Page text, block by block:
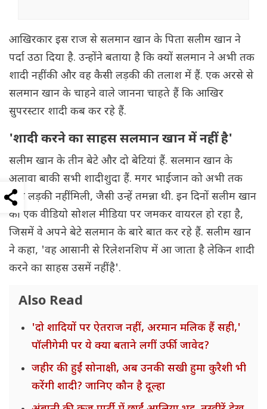
आखिरकार इस राज से सलमान खान के पिता सलीम खान ने
पर्दा उठा दिया है. उन्होंने बताया है कि क्यों सलमान ने अभी तक
शादी नहीं की और वह कैसी लड़की की तलाश में हैं. एक अरसे से
सलमान खान के चाहने वाले जानना चाहते हैं कि आखिर
सुपरस्टार शादी कब कर रहे हैं.
'शादी करने का साहस सलमान खान में नहीं है'
सलीम खान के तीन बेटे और दो बेटियां हैं. सलमान खान के
अलावा बाकी सभी शादीशुदा हैं. मगर भाईजान को अभी तक
वैसी लड़की नहीं मिली, जैसी उन्हें तमन्ना थी. इन दिनों सलीम खान
का एक वीडियो सोशल मीडिया पर जमकर वायरल हो रहा है,
जिसमें वे अपने बेटे सलमान के बारे बात कर रहे हैं. सलीम खान
ने कहा, 'वह आसानी से रिलेशनशिप में आ जाता है लेकिन शादी
करने का साहस उसमें नहीं है'.
Also Read
'दो शादियों पर ऐतराज नहीं, अरमान मलिक हैं सही,'
पॉलीगेमी पर ये क्या बताने लगीं उर्फी जावेद?
जहीर की हुईं सोनाक्षी, अब उनकी सखी हुमा कुरैशी भी
करेंगी शादी? जानिए कौन है दूल्हा